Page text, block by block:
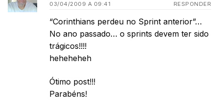
03/04/2009 A 09:41 RESPONDER
“Corinthians perdeu no Sprint anterior”…
No ano passado… o sprints devem ter sido
trágicos!!!!
heheheheh
Ótimo post!!!
Parabéns!